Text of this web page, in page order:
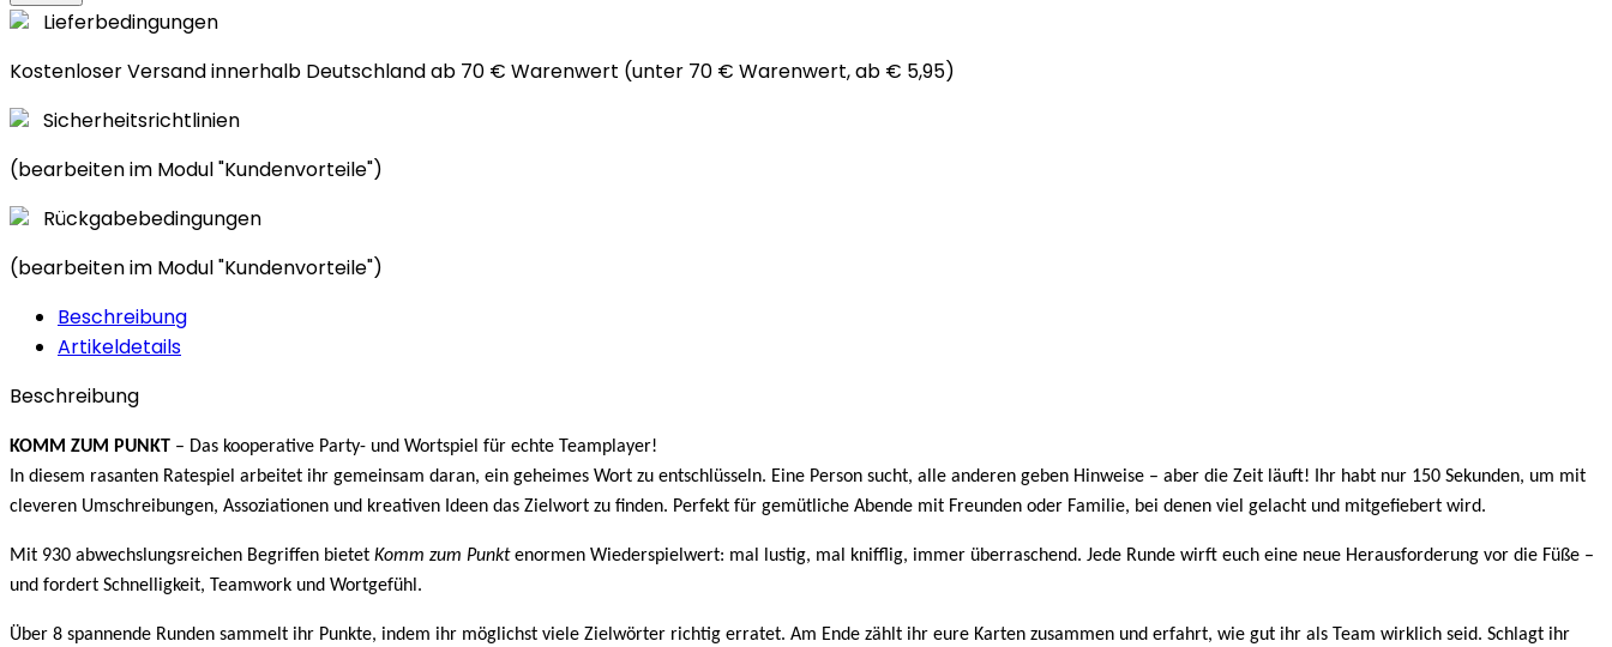
Lieferbedingungen
Kostenloser Versand innerhalb Deutschland ab 70 € Warenwert (unter 70 € Warenwert, ab € 5,95)
Sicherheitsrichtlinien
(bearbeiten im Modul "Kundenvorteile")
Rückgabebedingungen
(bearbeiten im Modul "Kundenvorteile")
Beschreibung
Artikeldetails
Beschreibung
KOMM ZUM PUNKT – Das kooperative Party- und Wortspiel für echte Teamplayer!
In diesem rasanten Ratespiel arbeitet ihr gemeinsam daran, ein geheimes Wort zu entschlüsseln. Eine Person sucht, alle anderen geben Hinweise – aber die Zeit läuft! Ihr habt nur 150 Sekunden, um mit
cleveren Umschreibungen, Assoziationen und kreativen Ideen das Zielwort zu finden. Perfekt für gemütliche Abende mit Freunden oder Familie, bei denen viel gelacht und mitgefiebert wird.
Mit 930 abwechslungsreichen Begriffen bietet Komm zum Punktenormen Wiederspielwert: mal lustig, mal knifflig, immer überraschend. Jede Runde wirft euch eine neue Herausforderung vor die Füße –
und fordert Schnelligkeit, Teamwork und Wortgefühl.
Über 8 spannende Runden sammelt ihr Punkte, indem ihr möglichst viele Zielwörter richtig erratet. Am Ende zählt ihr eure Karten zusammen und erfahrt, wie gut ihr als Team wirklich seid. Schlagt ihr